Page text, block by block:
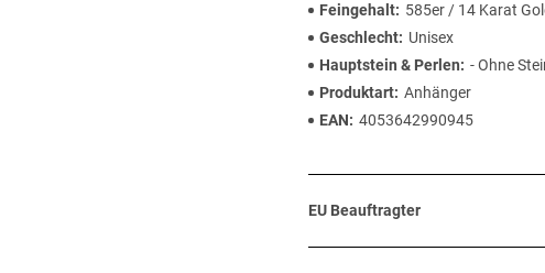
Feingehalt
585er / 14 Karat
Geschlecht
Unisex
Hauptstein & Perlen
- Ohne
Produktart Anhänger
EAN
4053642990945
EU Beauftragter